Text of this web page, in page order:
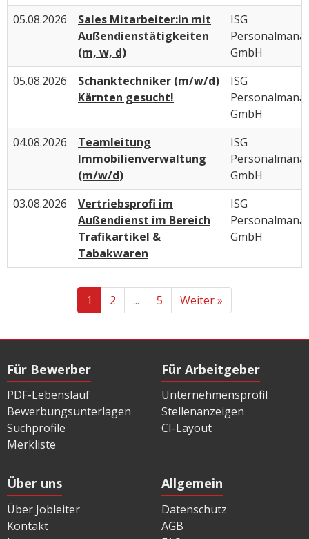
05.08.2026
Sales Mitarbeiter:in mit
Außendienstätigkeiten
(m, w, d)
ISG
GmbH
05.08.2026
Schanktechniker (m/w/d)
Kärnten gesucht!
ISG
GmbH
04.08.2026
Teamleitung
Immobilienverwaltung
(m/w/d)
ISG
GmbH
03.08.2026
Vertriebsprofi im
Außendienst im Bereich
Trafikartikel &
Tabakwaren
ISG
GmbH
1 2 ... 5 Weiter »
Für Bewerber
PDF-Lebenslauf
Bewerbungsunterlagen
Suchprofile
Merkliste
Für Arbeitgeber
Unternehmensprofil
Stellenanzeigen
CI-Layout
Über uns
Über Jobleiter
Kontakt
Allgemein
Datenschutz
AGB